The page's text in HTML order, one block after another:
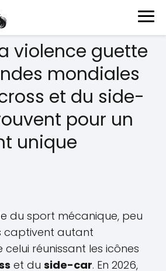
violence guette
mondiales
et du side-
pour un
unique
du sport mécanique, peu
captivent autant
réunissant les icônes
et du side-car. En 2026,